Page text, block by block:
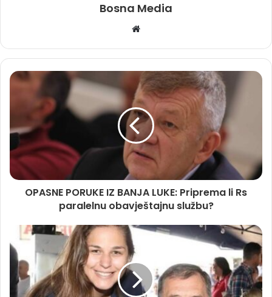
Bosna Media
Website
OPASNE PORUKE IZ BANJA LUKE: Priprema li Rs
paralelnu obavještajnu službu?